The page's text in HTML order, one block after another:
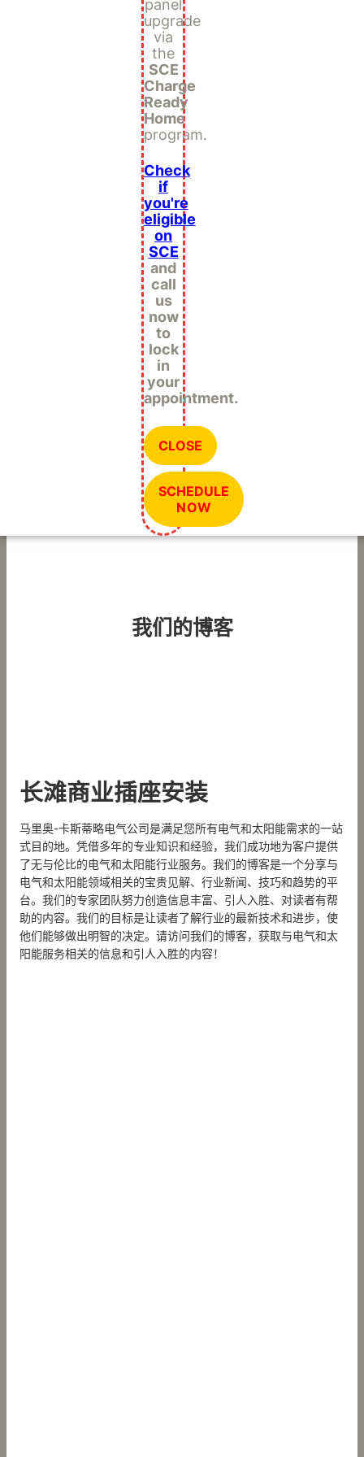
panel
upgrade
via
the
SCE
Charge
Ready
Home
program.
Check
if
you're
eligible
on
SCE
and
call
us
now
to
lock
in
your
appointment.
CLOSE
SCHEDULE
NOW
我们的博客
长滩商业插座安装
马里奥-卡斯蒂略电气公司是满足您所有电气和太阳能需求的一站
式目的地。凭借多年的专业知识和经验，我们成功地为客户提供
了无与伦比的电气和太阳能行业服务。我们的博客是一个分享与
电气和太阳能领域相关的宝贵见解、行业新闻、技巧和趋势的平
台。我们的专家团队努力创造信息丰富、引人入胜、对读者有帮
助的内容。我们的目标是让读者了解行业的最新技术和进步，使
他们能够做出明智的决定。请访问我们的博客，获取与电气和太
阳能服务相关的信息和引人入胜的内容！